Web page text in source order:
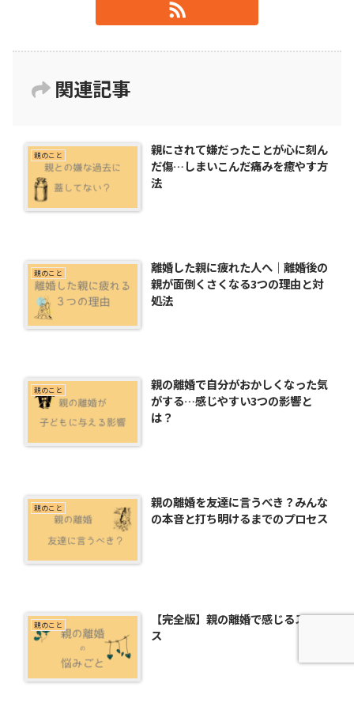
関連記事
親のこと
親にされて嫌だったことが心に刻ん
だ傷…しまいこんだ痛みを癒やす方
法
親のこと
離婚した親に疲れた人へ｜離婚後の
親が面倒くさくなる3つの理由と対
処法
親のこと
親の離婚で自分がおかしくなった気
がする…感じやすい3つの影響と
は？
親のこと
親の離婚を友達に言うべき？みんな
の本音と打ち明けるまでのプロセス
親のこと
【完全版】親の離婚で感じるストレ
ス